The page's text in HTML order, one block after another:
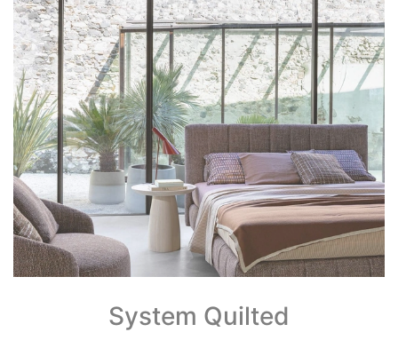
System Quilted